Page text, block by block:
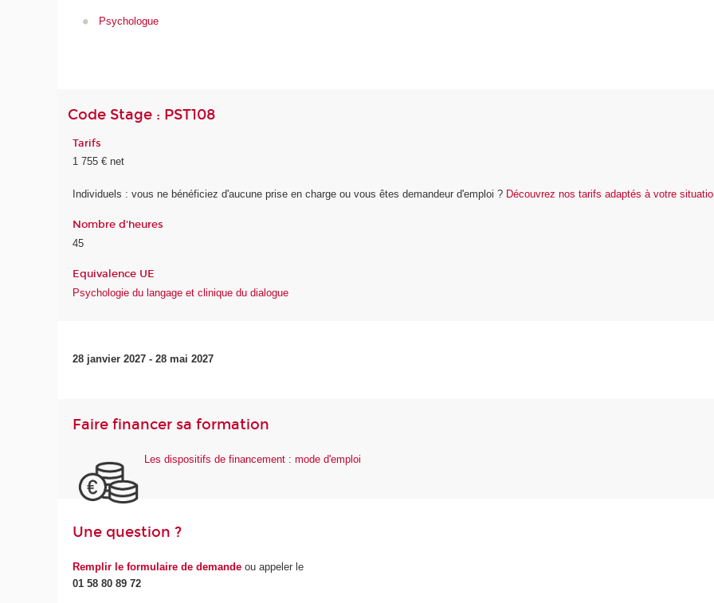
Psychologue
Code Stage : PST108
Tarifs
1 755 € net
Individuels : vous ne bénéficiez d'aucune prise en charge ou vous êtes demandeur d'emploi ? Découvrez nos tarifs adaptés à votre
Nombre d'heures
45
Equivalence UE
Psychologie du langage et clinique du dialogue
28 janvier 2027 - 28 mai 2027
Faire financer sa formation
Les dispositifs de financement : mode d'emploi
Une question ?
Remplir le formulaire de demande ou appeler le
01 58 80 89 72